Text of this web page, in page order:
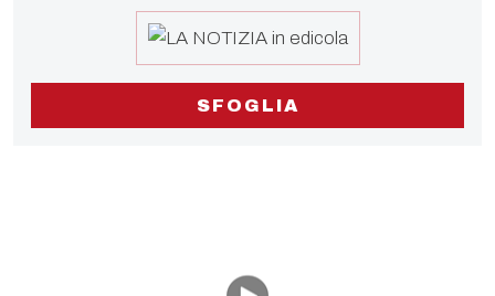
SFOGLIA